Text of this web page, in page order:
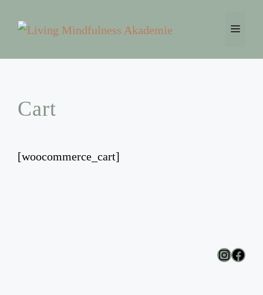
Inhalt
Menü
Cart
[woocommerce_cart]